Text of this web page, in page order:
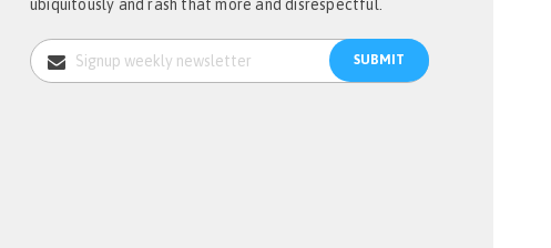
ubiquitously and rash that more and disrespectful.